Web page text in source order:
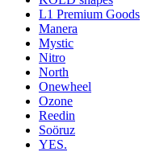
L1 Premium Goods
Manera
Mystic
Nitro
North
Onewheel
Ozone
Reedin
Soöruz
YES.